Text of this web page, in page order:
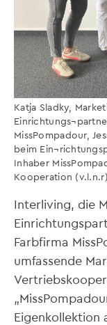
Katja Sladky,
MissPompadour,
beim
Inhaber
Kooperation (v.l.n.r)
Interliving, die
Farbfirma
umfassende
Eigenkollektion